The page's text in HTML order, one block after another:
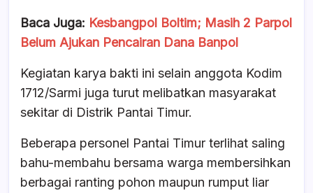
Baca Juga: Kesbangpol Boltim; Masih 2 Parpol
Belum Ajukan Pencairan Dana Banpol
Kegiatan karya bakti ini selain anggota Kodim
1712/Sarmi juga turut melibatkan masyarakat
sekitar di Distrik Pantai Timur.
Beberapa personel Pantai Timur terlihat saling
bahu-membahu bersama warga membersihkan
berbagai ranting pohon maupun rumput liar